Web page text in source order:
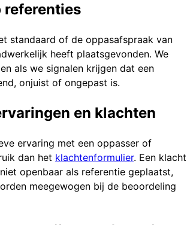
referenties
standaard of de oppasafspraak van
heeft plaatsgevonden. We
als we signalen krijgen dat een
onjuist of ongepast is.
en klachten
ervaring met een oppasser of
dan het klachtenformulier. Een klacht
openbaar als referentie geplaatst,
meegewogen bij de beoordeling